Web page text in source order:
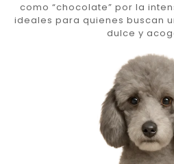
como “chocolate” por la
ideales para quienes buscan
dulce y